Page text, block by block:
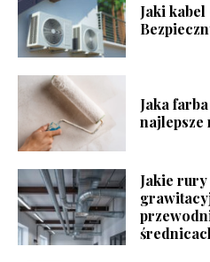
Jaki
Jaka
najlepsze
Jakie